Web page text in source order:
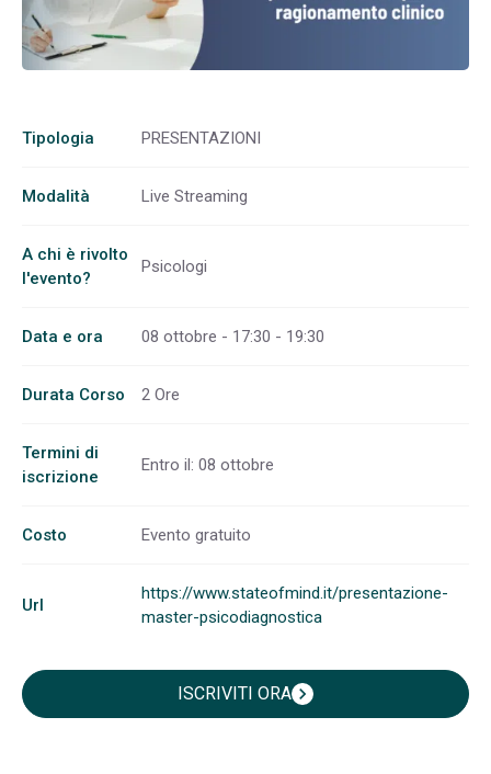
Tipologia PRESENTAZIONI
Modalità Live Streaming
A chi è rivolto
l'evento?
Psicologi
Data e ora 08 ottobre - 17:30 - 19:30
Durata Corso 2 Ore
Termini di
iscrizione
Entro il: 08 ottobre
Costo Evento gratuito
Url
https://www.stateofmind.it/presentazione-
master-psicodiagnostica
ISCRIVITI ORAchevron_right